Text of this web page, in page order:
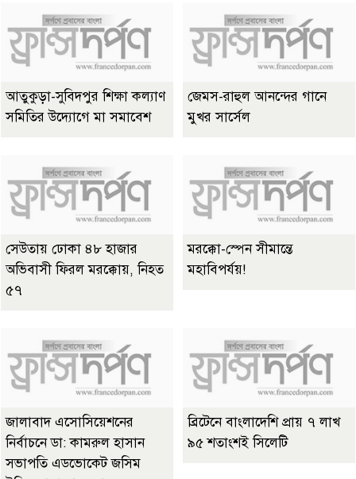
আতুকুড়া-সুবিদপুর শিক্ষা কল্যাণ
সমিতির উদ্যোগে মা সমাবেশ
জেমস-রাহুল আনন্দের গানে
মুখর সার্সেল
সেউতায় ঢোকা ৪৮ হাজার
অভিবাসী ফিরল মরক্কোয়, নিহত
৫৭
মরক্কো-স্পেন সীমান্তে
মহাবিপর্যয়!
জালাবাদ এসোসিয়েশনের
নির্বাচনে ডা: কামরুল হাসান
সভাপতি এডভোকেট জসিম
ব্রিটেনে বাংলাদেশি প্রায় ৭ লাখ
৯৫ শতাংশই সিলেটি